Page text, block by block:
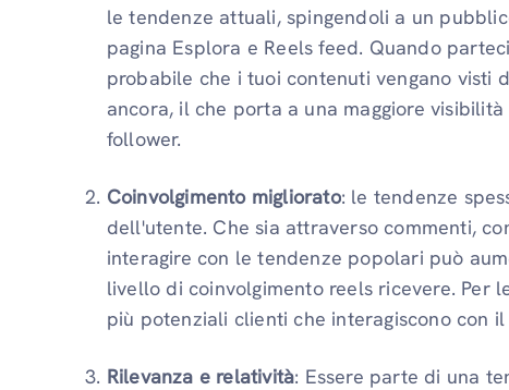
le tendenze attuali, spingendoli a un
pagina Esplora e Reels feed. Quando
probabile che i tuoi contenuti vengano visti
ancora, il che porta a una maggiore
follower.
Coinvolgimento migliorato: le tendenze
dell'utente. Che sia attraverso commenti,
interagire con le tendenze popolari può
livello di coinvolgimento reels ricevere. Per
più potenziali clienti che interagiscono con
Rilevanza e relatività: Essere parte di una